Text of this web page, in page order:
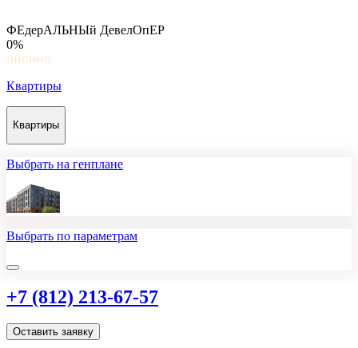
ФЕдерАЛЬНЫй ДевелОпЕР
0%
Квартиры
Квартиры
Выбрать на генплане
Выбрать по параметрам
+7 (812) 213-67-57
Оставить заявку